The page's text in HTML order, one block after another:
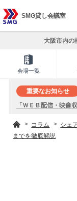
SMG貸し会議室
大阪市内の
会場一覧
重要なお知らせ
「ＷＥＢ配信・映像
コラム
シェ
までを徹底解説